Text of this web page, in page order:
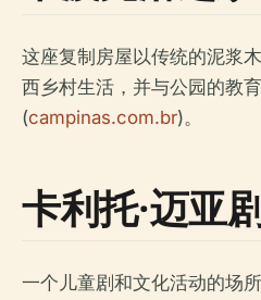
这座复制房屋以传统的泥浆
西乡村生活，并与公园的教
(campinas.com.br)。
卡利托·迈亚
一个儿童剧和文化活动的场